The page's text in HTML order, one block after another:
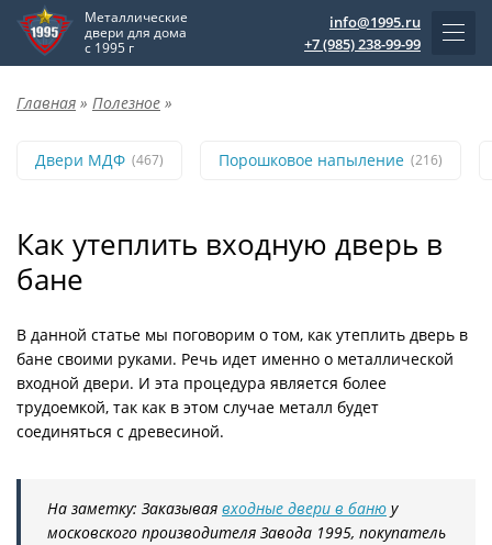
Металлические
двери для дома
с 1995 г
info@1995.ru
+7 (985) 238-99-99
Главная » Полезное »
Двери МДФ (467) Порошковое напыление (216)
Как утеплить входную дверь в
бане
В данной статье мы поговорим о том, как утеплить дверь в
бане своими руками. Речь идет именно о металлической
входной двери. И эта процедура является более
трудоемкой, так как в этом случае металл будет
соединяться с древесиной.
На заметку: Заказывая входные двери в баню у
московского производителя Завода 1995, покупатель